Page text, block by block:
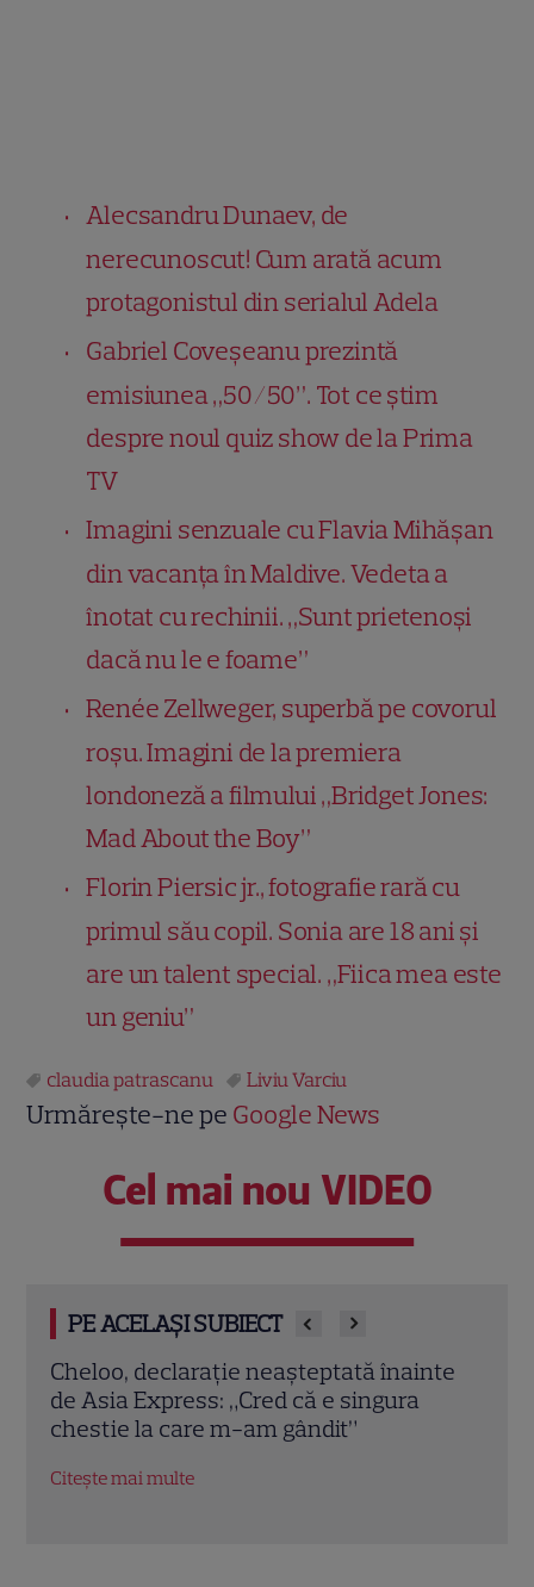
Alecsandru Dunaev, de
nerecunoscut! Cum arată acum
protagonistul din serialul Adela
Gabriel Coveșeanu prezintă
emisiunea „50/50”. Tot ce știm
despre noul quiz show de la Prima
TV
Imagini senzuale cu Flavia Mihășan
din vacanța în Maldive. Vedeta a
înotat cu rechinii. „Sunt prietenoși
dacă nu le e foame”
Renée Zellweger, superbă pe covorul
roșu. Imagini de la premiera
londoneză a filmului „Bridget Jones:
Mad About the Boy”
Florin Piersic jr., fotografie rară cu
primul său copil. Sonia are 18 ani și
are un talent special. „Fiica mea este
un geniu”
claudia patrascanu Liviu Varciu
Urmărește-ne pe Google News
Cel mai nou VIDEO
PE ACELAȘI SUBIECT
Iulia Vântur, aniversare cu peripeții la 46
de ani: „Camera mea era plină de
inimioare roșii și cioburi de sticlă”
Citește mai multe